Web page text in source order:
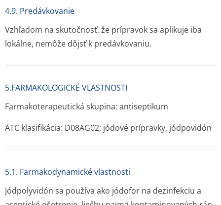
4.9. Predávkovanie
Vzhľadom na skutočnosť, že prípravok sa aplikuje iba
lokálne, nemôže dôjsť k predávkovaniu.
5.FARMAKOLOGICKÉ VLASTNOSTI
Farmakoterapeutická skupina: antiseptikum
ATC klasifikácia: D08AG02; jódové prípravky, jódpovidón
5.1. Farmakodynamické vlastnosti
Jódpolyvidón sa používa ako jódofor na dezinfekciu a